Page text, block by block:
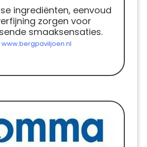
ingrediënten, eenvoud
zorgen voor
smaaksensaties.
www.bergpaviljoen.nl